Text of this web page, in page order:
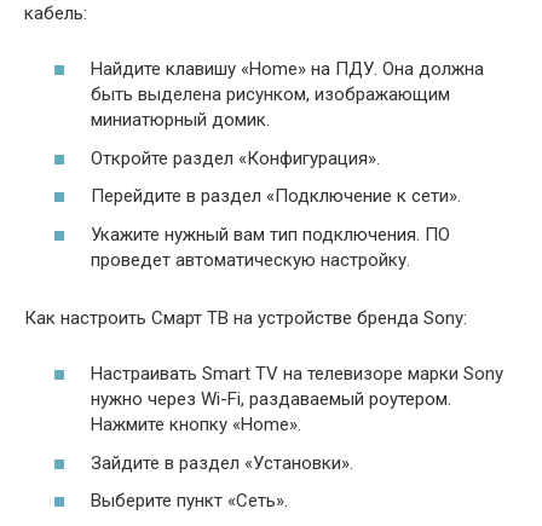
кабель:
Найдите клавишу «Home» на ПДУ. Она должна
быть выделена рисунком, изображающим
миниатюрный домик.
Откройте раздел «Конфигурация».
Перейдите в раздел «Подключение к сети».
Укажите нужный вам тип подключения. ПО
проведет автоматическую настройку.
Как настроить Смарт ТВ на устройстве бренда Sony:
Настраивать Smart TV на телевизоре марки Sony
нужно через Wi-Fi, раздаваемый роутером.
Нажмите кнопку «Home».
Зайдите в раздел «Установки».
Выберите пункт «Сеть».